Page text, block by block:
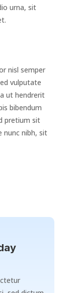
urna, sit
nisl semper
vulputate
ut hendrerit
bibendum
pretium sit
nunc nibh, sit